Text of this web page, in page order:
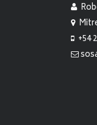
Mitre
+54